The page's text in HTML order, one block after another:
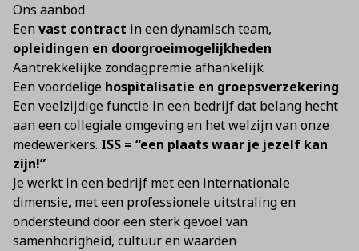
Ons aanbod
Eenvast contract in een dynamisch team,
opleidingen en doorgroeimogelijkheden
Aantrekkelijke zondagpremie afhankelijk
Een voordelige hospitalisatie en groepsverzekering
Een veelzijdige functie in een bedrijf dat belang hecht
aan een collegiale omgeving en het welzijn van onze
medewerkers. ISS = “een plaats waar je jezelf kan
zijn!”
Je werkt in een bedrijf met een internationale
dimensie, met een professionele uitstraling en
ondersteund door een sterk gevoel van
samenhorigheid, cultuur en waarden